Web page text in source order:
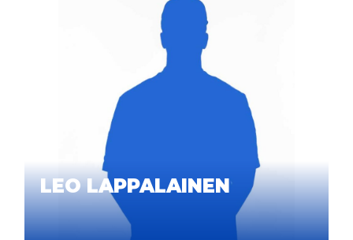
LEO LAPPALAINEN